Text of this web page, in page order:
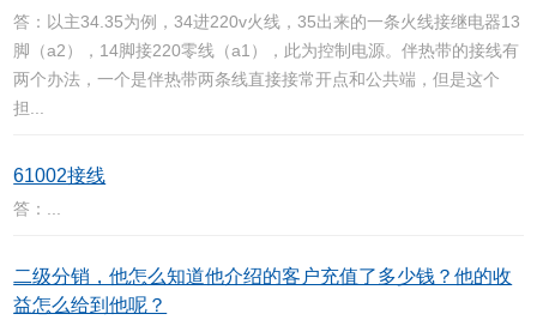
答：以主34.35为例，34进220v火线，35出来的一条火线接继电器13
脚（a2），14脚接220零线（a1），此为控制电源。伴热带的接线有
两个办法，一个是伴热带两条线直接接常开点和公共端，但是这个
担...
61002接线
答：...
二级分销，他怎么知道他介绍的客户充值了多少钱？他的收
益怎么给到他呢？